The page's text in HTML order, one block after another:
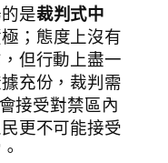
是裁判式中
；態度上沒有
但行動上盡一
充份，裁判需
接受對禁區內
更不可能接受